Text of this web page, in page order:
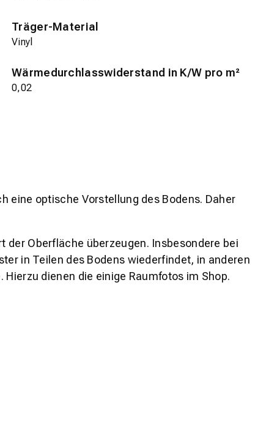
Träger-Material
Vinyl
Wärmedurchlasswiderstand in K/W pro m²
0,02
eine optische Vorstellung des Bodens. Daher
der Oberfläche überzeugen. Insbesondere bei
in Teilen des Bodens wiederfindet, in anderen
dienen die einige Raumfotos im Shop.